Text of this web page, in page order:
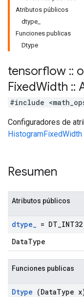
Atributos públicos
dtype_
Funciones publicas
Dtype
tensorflow ::
FixedWidth ::
#include
Configuradores de
HistogramFixedWidth
Resumen
Atributos públicos
dtype_ = DT INT32
DataType
Funciones publicas
Dtype (DataType